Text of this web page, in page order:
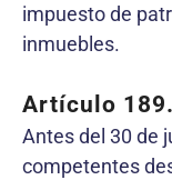
impuesto de
inmuebles.
Artículo 189.
Antes del 30 de
competentes